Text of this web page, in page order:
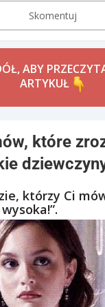
Skomentuj
ABY
ARTYKUŁ
które
którzy Ci